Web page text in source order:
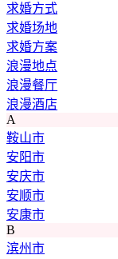
求婚方式
求婚场地
求婚方案
浪漫地点
浪漫餐厅
浪漫酒店
A
鞍山市
安阳市
安庆市
安顺市
安康市
B
滨州市